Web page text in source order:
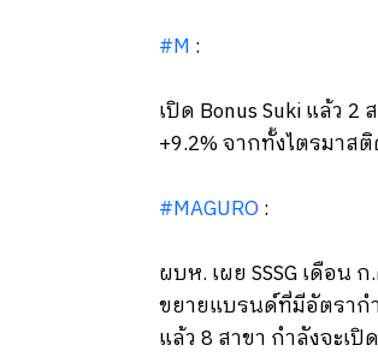
#M :
เปิด Bonus Suki แล้ว 2
+9.2% จากทั้งไตรมาส
#MAGURO:
ผบห. เผย SSSG เดือน
ขยายแบรนด์ที่มีอัตราก
แล้ว 8 สาขา กำลังจะเ